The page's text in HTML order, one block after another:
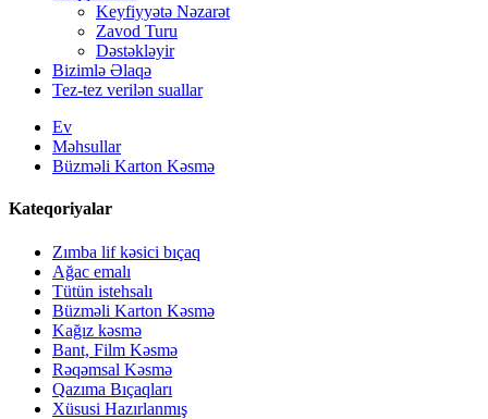
Keyfiyyətə Nəzarət
Zavod Turu
Dəstəkləyir
Bizimlə Əlaqə
Tez-tez verilən suallar
Ev
Məhsullar
Büzməli Karton Kəsmə
Kateqoriyalar
Zımba lif kəsici bıçaq
Ağac emalı
Tütün istehsalı
Büzməli Karton Kəsmə
Kağız kəsmə
Bant, Film Kəsmə
Rəqəmsal Kəsmə
Qazıma Bıçaqları
Xüsusi Hazırlanmış